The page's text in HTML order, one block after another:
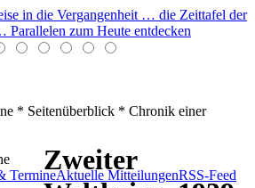
in die Vergangenheit … die Zeittafel der
zum Heute entdecken
* Seitenüberblick * Chronik einer
TermineAktuelle MitteilungenRSS-Feed
Zweiter